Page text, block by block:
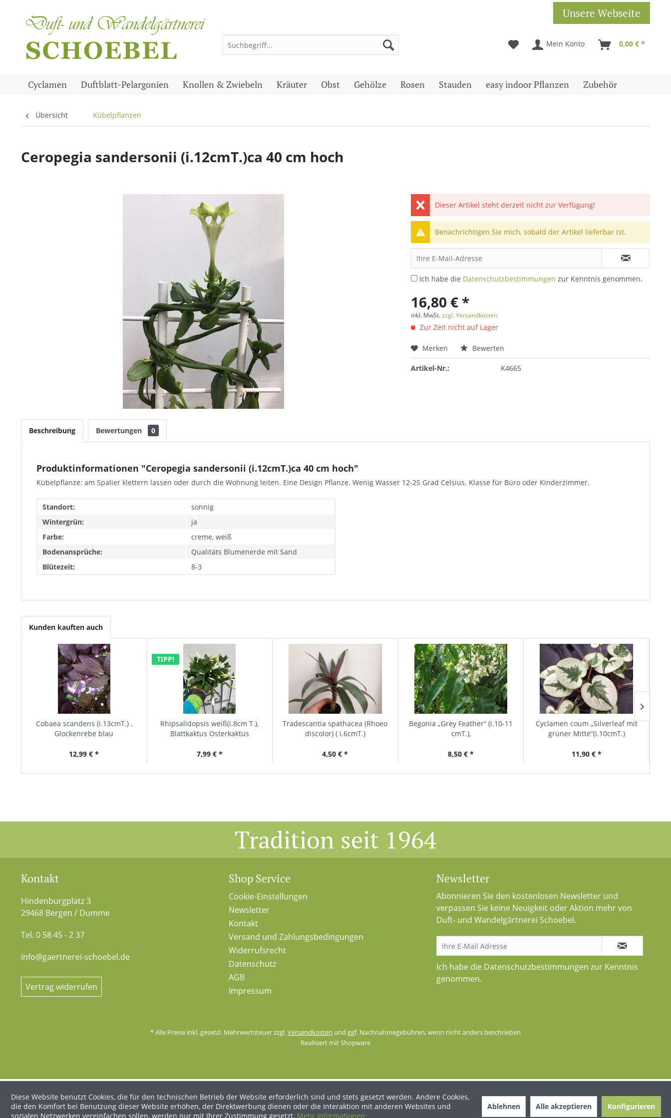
Unsere Webseite
Mein Konto 0,00 € *
Cyclamen Duftblatt-Pelargonien Knollen & Zwiebeln Kräuter Obst Gehölze Rosen Stauden easy indoor Pflanzen Zubehör
Übersicht Kübelpflanzen
Ceropegia sandersonii (i.12cmT.)ca 40 cm hoch
Dieser Artikel steht derzeit nicht zur Verfügung!
Benachrichtigen Sie mich, sobald der Artikel lieferbar ist.
Ich habe die Datenschutzbestimmungen zur Kenntnis genommen.
16,80 € *
inkl. MwSt.zzgl. Versandkosten
Zur Zeit nicht auf Lager
Merken Bewerten
Artikel-Nr.: K4665
Beschreibung Bewertungen 0
Produktinformationen "Ceropegia sandersonii (i.12cmT.)ca 40 cm hoch"
Kübelpflanze: am Spalier klettern lassen oder durch die Wohnung leiten. Eine Design Pflanze. Wenig Wasser 12-25 Grad Celsius. Klasse für Büro oder Kinderzimmer.
Standort:
sonnig
Wintergrün:
ja
Farbe:
creme, weiß
Bodenansprüche:
Qualitäts Blumenerde mit Sand
Blütezeit:
8-3
Kunden kauften auch
Cobaea scandens (i.13cmT.) ,
Glockenrebe blau
12,99 € *
TIPP!
Rhipsalidopsis weiß(i.8cm T.),
Blattkaktus Osterkaktus
7,99 € *
Tradescantia spathacea (Rhoeo
discolor) ( i.6cmT.)
4,50 € *
Begonia „Grey Feather“ (i.10-11
cmT.),
8,50 € *
Cyclamen coum „Silverleaf mit
grüner Mitte“(i.10cmT.)
11,90 € *
Tradition seit 1964
Kontakt
Hindenburgplatz 3
29468 Bergen / Dumme
Tel. 0 58 45 - 2 37
info@gaertnerei-schoebel.de
Vertrag widerrufen
Shop Service
Cookie-Einstellungen
Newsletter
Kontakt
Versand und Zahlungsbedingungen
Widerrufsrecht
Datenschutz
AGB
Impressum
Newsletter
Abonnieren Sie den kostenlosen Newsletter und
verpassen Sie keine Neuigkeit oder Aktion mehr von
Duft- und Wandelgärtnerei Schoebel.
Ich habe die Datenschutzbestimmungen zur Kenntnis
genommen.
* Alle Preise inkl. gesetzl. Mehrwertsteuer zzgl.Versandkosten und ggf. Nachnahmegebühren, wenn nicht anders beschrieben
Realisiert mit Shopware
Diese Website benutzt Cookies, die für den technischen Betrieb der Website erforderlich sind und stets gesetzt werden. Andere Cookies,
die den Komfort bei Benutzung dieser Website erhöhen, der Direktwerbung dienen oder die Interaktion mit anderen Websites und
sozialen Netzwerken vereinfachen sollen, werden nur mit Ihrer Zustimmung gesetzt. Mehr Informationen
Ablehnen Alle akzeptieren Konfigurieren